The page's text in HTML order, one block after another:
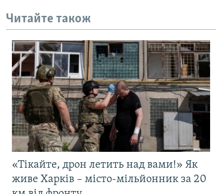
Читайте також
«Тікайте, дрон летить над вами!» Як
живе Харків – місто-мільйонник за 20